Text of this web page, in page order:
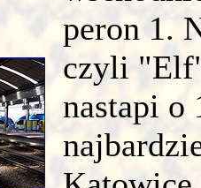
peron 1.
czyli
nastapi